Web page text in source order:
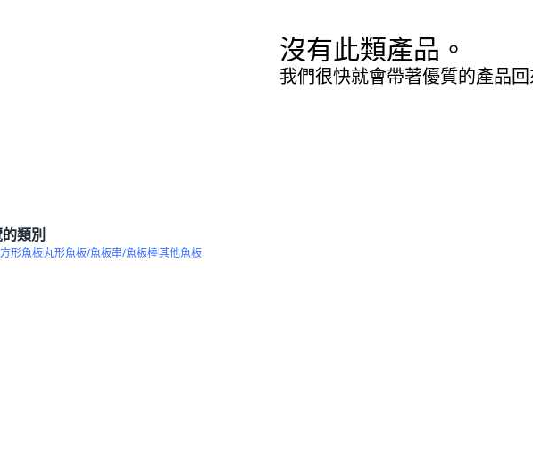
沒有此類產品。
我們很快就會帶著優質的產品
類別
方形魚板丸形魚板/魚板串/魚板棒其他魚板